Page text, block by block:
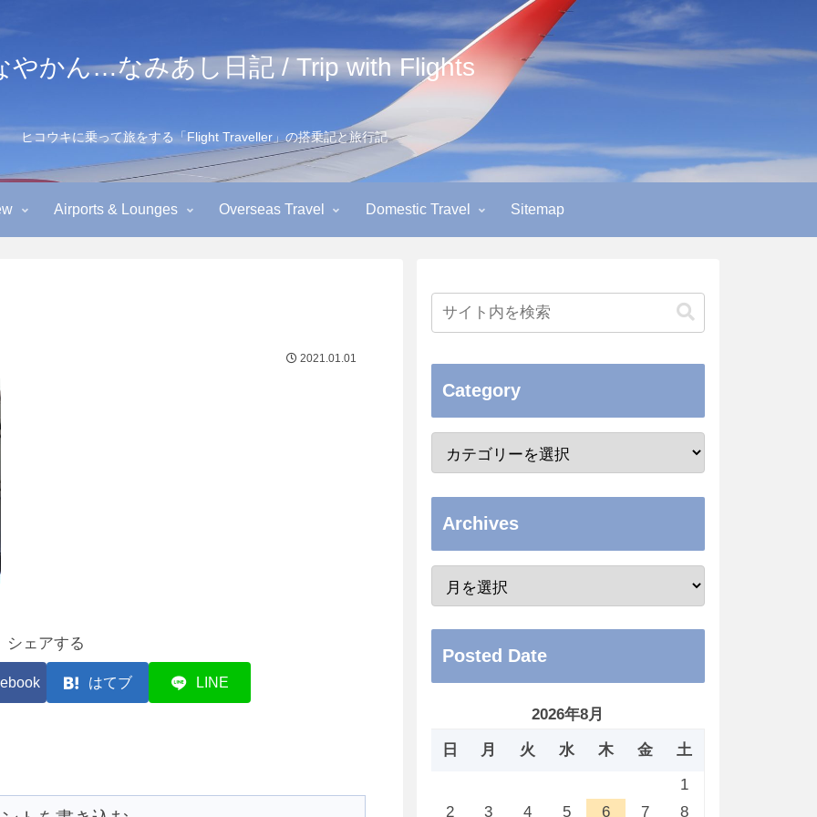
やかん…なみあし日記 / Trip with Flights
ヒコウキに乗って旅をする「Flight Traveller」の搭乗記と旅行記
Airports & Lounges Overseas Travel Domestic Travel Sitemap
2021.01.01
シェアする
はてブ LINE
Category
Archives
Posted Date
2026年8月
日 月 火 水 木 金
土
1
2
3 4 5 6 7
8